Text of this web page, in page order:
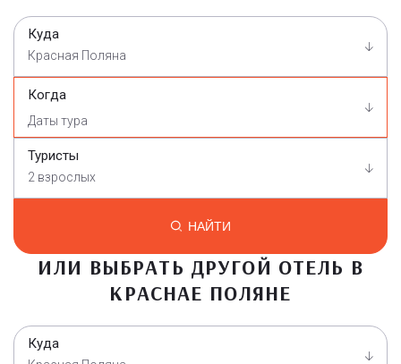
Куда
Красная Поляна
Когда
Туристы
2 взрослых
НАЙТИ
ИЛИ ВЫБРАТЬ ДРУГОЙ ОТЕЛЬ В
КРАСНАЕ ПОЛЯНЕ
Куда